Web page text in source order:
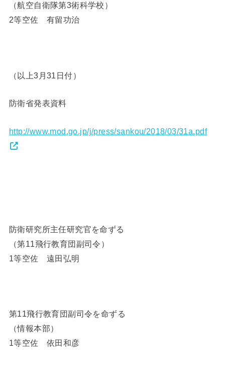
（航空自衛隊第3術科学校）
2等空佐 有留功治
（以上3月31日付）
防衛省発表資料
http://www.mod.go.jp/j/press/sankou/2018/03/31a.pdf
防衛研究所主任研究官を命ずる
（第11飛行教育団副司令）
1等空佐 遠田弘明
第11飛行教育団副司令を命ずる
（情報本部）
1等空佐 依田和彦